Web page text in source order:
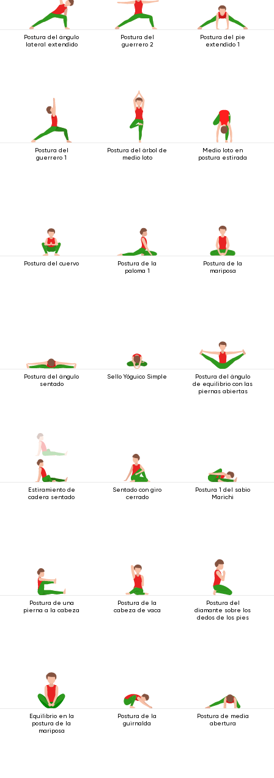
Postura del ángulo
lateral extendido
Postura del
guerrero 2
Postura del pie
extendido 1
Postura del
guerrero 1
Postura del árbol de
medio loto
Medio loto en
postura estirada
Postura del cuervo
Postura de la
paloma 1
Postura de la
mariposa
Postura del ángulo
sentado
Sello Yóguico Simple
Postura del ángulo
de equilibrio con las
piernas abiertas
Estiramiento de
cadera sentado
Sentado con giro
cerrado
Postura 1 del sabio
Marichi
Postura de una
pierna a la cabeza
Postura de la
cabeza de vaca
Postura del
diamante sobre los
dedos de los pies
Equilibrio en la
postura de la
mariposa
Postura de la
guirnalda
Postura de media
abertura